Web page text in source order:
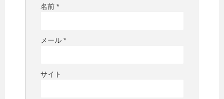
名前 *
メール *
サイト